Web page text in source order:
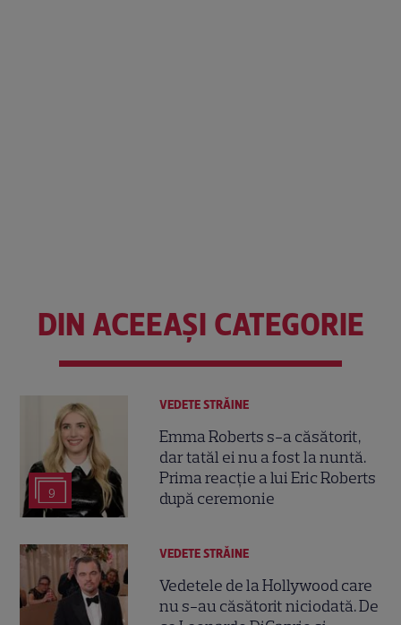
DIN ACEEAȘI CATEGORIE
9
VEDETE STRĂINE
Emma Roberts s-a căsătorit,
dar tatăl ei nu a fost la nuntă.
Prima reacție a lui Eric Roberts
după ceremonie
VEDETE STRĂINE
Vedetele de la Hollywood care
nu s-au căsătorit niciodată. De